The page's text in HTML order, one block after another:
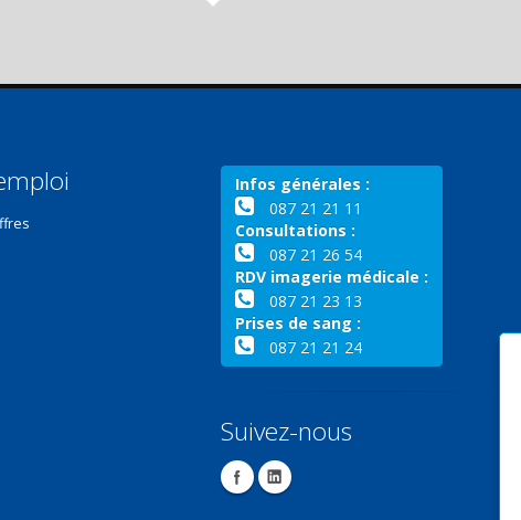
Infos générales :
087 21 21 11
Consultations :
087 21 26 54
RDV imagerie médicale :
087 21 23 13
Prises de sang :
087 21 21 24
Suivez-nous